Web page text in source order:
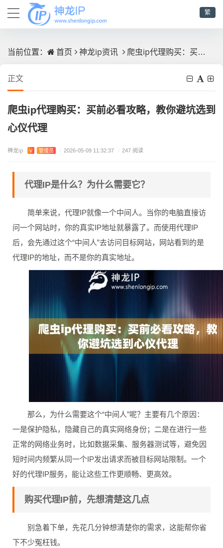
繁
当前位置： 首页 神龙ip资讯 爬虫ip代理购买：买前必看攻略，教你避坑选到心仪代理
正文
爬虫ip代理购买：买前必看攻略，教你避坑选到
心仪代理
神龙ip V 管理员 / 2026-05-09 11:32:37 / 247 阅读
代理IP是什么？为什么需要它？
简单来说，代理IP就像一个中间人。当你的电脑直接访
问一个网站时，你的真实IP地址就暴露了。而使用代理IP
后，会先通过这个“中间人”去访问目标网站，网站看到的是
代理IP的地址，而不是你的真实地址。
那么，为什么需要这个“中间人”呢？主要有几个原因：
一是保护隐私，隐藏自己的真实网络身份；二是在进行一些
正常的网络业务时，比如数据采集、服务器测试等，避免因
短时间内频繁从同一个IP发出请求而被目标网站限制。一个
好的代理IP服务，能让这些工作更顺畅、更高效。
购买代理IP前，先想清楚这几点
别急着下单，先花几分钟想清楚你的需求，这能帮你省
下不少冤枉钱。